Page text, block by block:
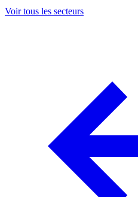
Voir tous les secteurs